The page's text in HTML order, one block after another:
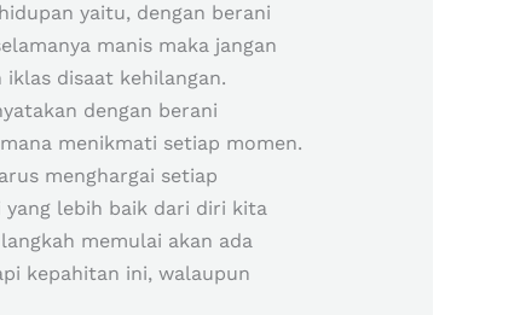
yaitu, dengan berani
manis maka jangan
disaat kehilangan.
dengan berani
menikmati setiap momen.
menghargai setiap
yang lebih baik dari diri kita
memulai akan ada
kepahitan ini, walaupun